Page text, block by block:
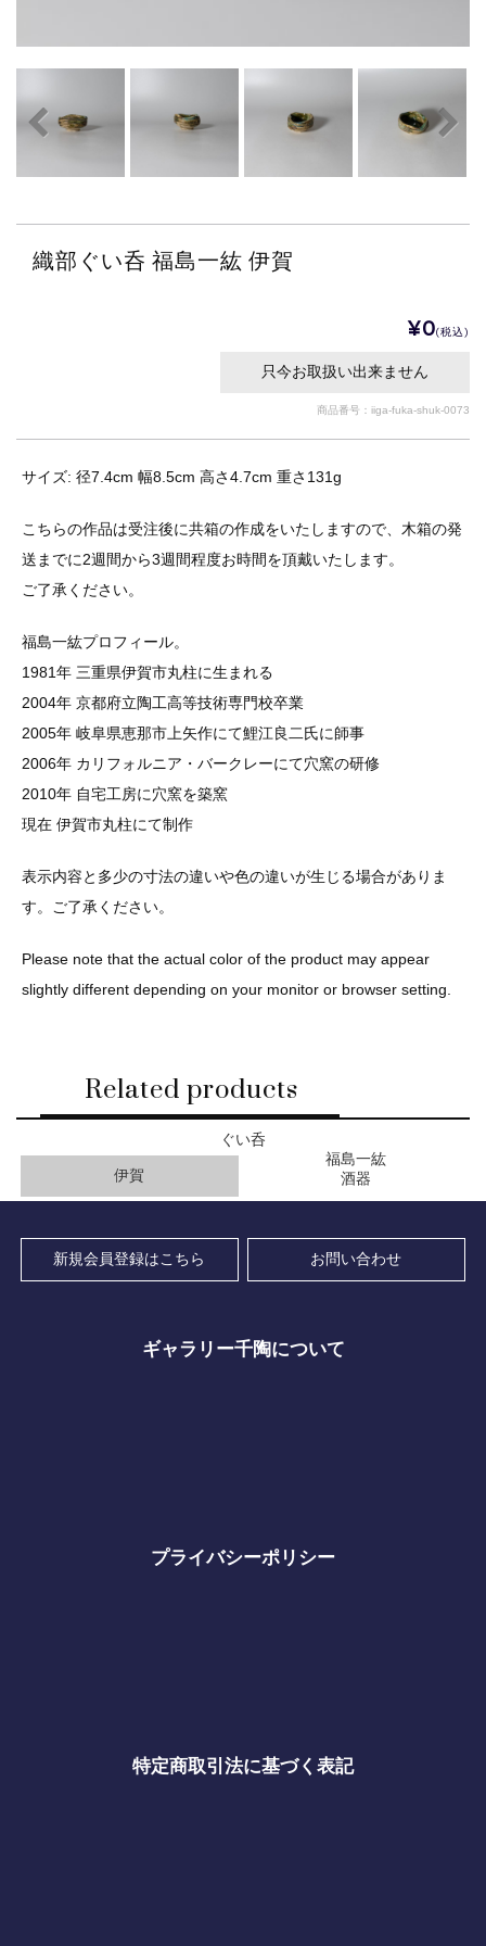
織部ぐい呑 福島一紘 伊賀
¥0(税込)
只今お取扱い出来ません
商品番号：iiga-fuka-shuk-0073
サイズ: 径7.4cm 幅8.5cm 高さ4.7cm 重さ131g
こちらの作品は受注後に共箱の作成をいたしますので、木箱の発
送までに2週間から3週間程度お時間を頂戴いたします。
ご了承ください。
福島一紘プロフィール。
1981年 三重県伊賀市丸柱に生まれる
2004年 京都府立陶工高等技術専門校卒業
2005年 岐阜県恵那市上矢作にて鯉江良二氏に師事
2006年 カリフォルニア・バークレーにて穴窯の研修
2010年 自宅工房に穴窯を築窯
現在 伊賀市丸柱にて制作
表示内容と多少の寸法の違いや色の違いが生じる場合がありま
す。ご了承ください。
Please note that the actual color of the product may appear
slightly different depending on your monitor or browser setting.
Related products
ぐい呑
伊賀
福島一紘
酒器
新規会員登録はこちら お問い合わせ
ギャラリー千陶について
プライバシーポリシー
特定商取引法に基づく表記